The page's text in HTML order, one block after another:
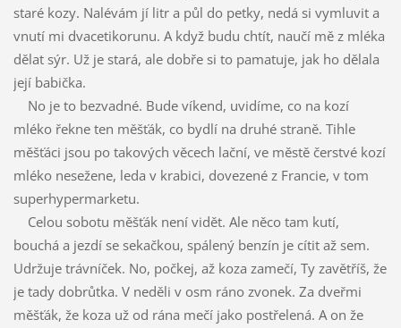
staré kozy. Nalévám jí litr a půl do petky, nedá si vymluvit a
vnutí mi dvacetikorunu. A když budu chtít, naučí mě z mléka
dělat sýr. Už je stará, ale dobře si to pamatuje, jak ho dělala
její babička.
No je to bezvadné. Bude víkend, uvidíme, co na kozí
mléko řekne ten měšťák, co bydlí na druhé straně. Tihle
měšťáci jsou po takových věcech lační, ve městě čerstvé kozí
mléko nesežene, leda v krabici, dovezené z Francie, v tom
superhypermarketu.
Celou sobotu měšťák není vidět. Ale něco tam kutí,
bouchá a jezdí se sekačkou, spálený benzín je cítit až sem.
Udržuje trávníček. No, počkej, až koza zamečí, Ty zavětříš, že
je tady dobrůtka. V neděli v osm ráno zvonek. Za dveřmi
měšťák, že koza už od rána mečí jako postřelená. A on že